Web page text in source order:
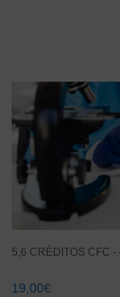
5,6 CRÉDITOS CFC
19,00€